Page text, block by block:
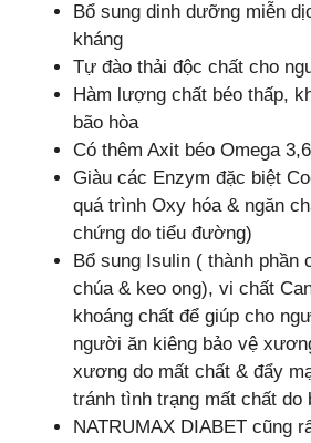
Bổ sung dinh dưỡng miễn
kháng
Tự đào thải độc chất cho
Hàm lượng chất béo thấp,
bão hòa
Có thêm Axit béo Omega
Giàu các Enzym đặc biệt
quá trình Oxy hóa & ngăn
chứng do tiểu đường)
Bổ sung Isulin ( thành phần
chúa & keo ong), vi chất
khoáng chất để giúp cho
người ăn kiêng bảo vệ
xương do mất chất & đẩy
tránh tình trạng mất chất do
NATRUMAX DIABET cũng